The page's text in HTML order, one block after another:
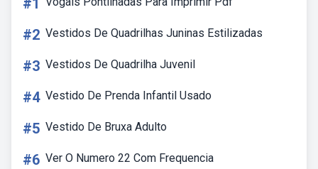
#1
#2 Vestidos De Quadrilhas Juninas Estilizadas
#3 Vestidos De Quadrilha Juvenil
#4 Vestido De Prenda Infantil Usado
#5 Vestido De Bruxa Adulto
#6 Ver O Numero 22 Com Frequencia